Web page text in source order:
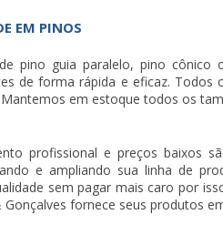
EM PINOS
depino guia paralelo, pino cônico
de forma rápida e eficaz. Todos
em estoque todos os
profissional e preços baixos
e ampliando sua linha de
sem pagar mais caro por
fornece seus produtos